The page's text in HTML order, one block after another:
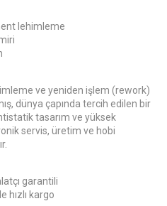
lehimleme
ve yeniden işlem (rework)
dünya çapında tercih edilen bir
tasarım ve yüksek
servis, üretim ve hobi
garantili
hızlı kargo